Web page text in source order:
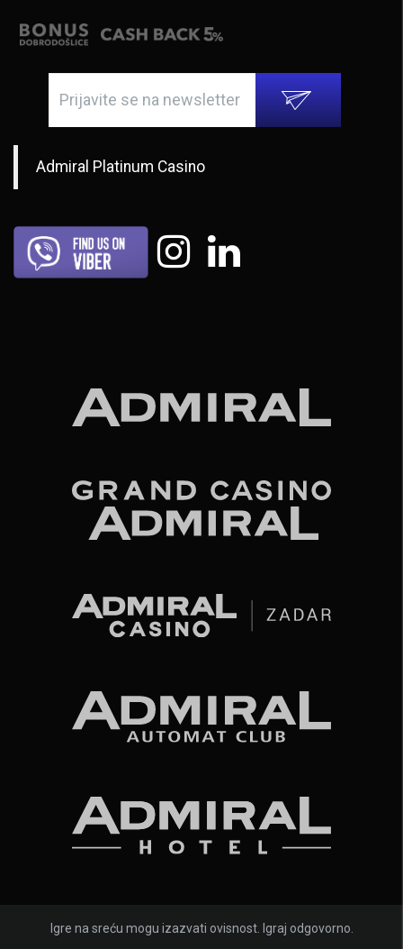
Admiral Platinum Casino
Igre na sreću mogu izazvati ovisnost. Igraj odgovorno.